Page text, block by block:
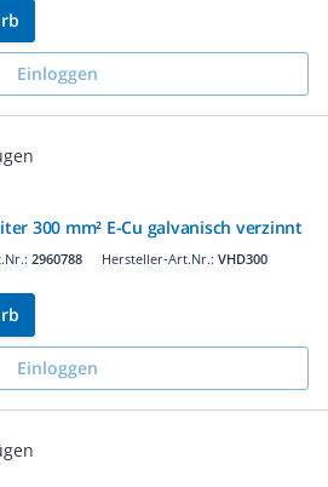
Einloggen
300 mm² E-Cu galvanisch verzinnt
2960788 Hersteller-Art.Nr.: VHD300
Einloggen